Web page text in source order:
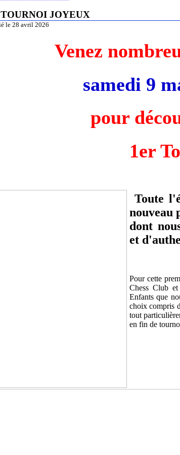
TOURNOI JOYEUX
le 28 avril 2026
Venez
samedi 9
pour
1er
Toute
nouveau
dont
et
Pour cette
Chess Club
Enfants que
choix compris
tout
en fin de